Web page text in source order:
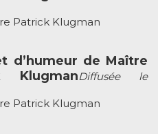
Patrick Klugman
d’humeur de Maître
KlugmanDiffusée le
Patrick Klugman